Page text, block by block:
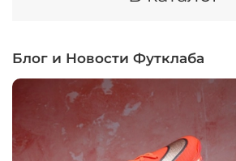
Блог и Новости Футклаба